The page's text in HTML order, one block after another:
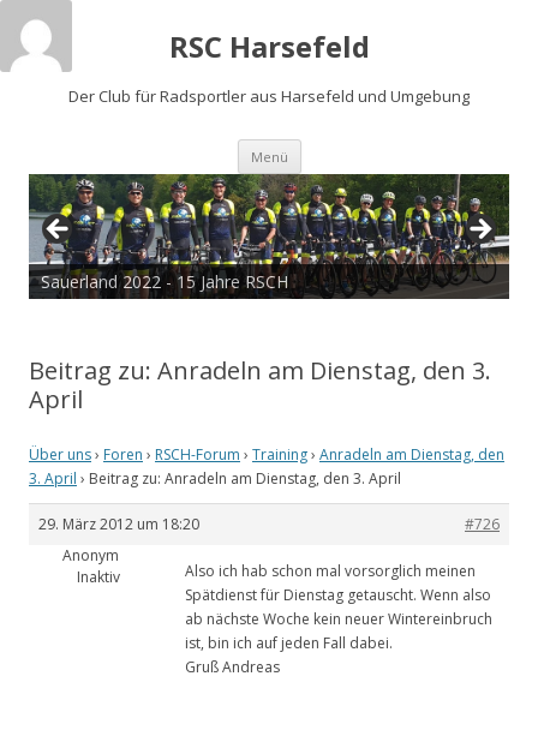
RSC Harsefeld
Der Club für Radsportler aus Harsefeld und Umgebung
Menü Zum
springen
Sauerland 2022 - 15 Jahre RSCH
Beitrag zu: Anradeln am Dienstag, den 3.
April
Über uns› Foren › RSCH-Forum › Training› Anradeln am Dienstag, den
3. April › Beitrag zu: Anradeln am Dienstag, den 3. April
29. März 2012 um 18:20
#726
Anonym
Inaktiv
Also ich hab schon mal vorsorglich meinen
Spätdienst für Dienstag getauscht. Wenn also
ab nächste Woche kein neuer Wintereinbruch
ist, bin ich auf jeden Fall dabei.
Gruß Andreas